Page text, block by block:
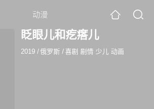
动漫
眨眼儿和疙瘩儿
2019 /俄罗斯 /喜剧 剧情 少儿 动画